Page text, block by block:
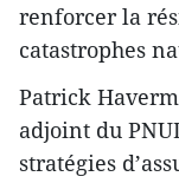
renforcer la
catastrophes
Patrick
adjoint du
stratégies